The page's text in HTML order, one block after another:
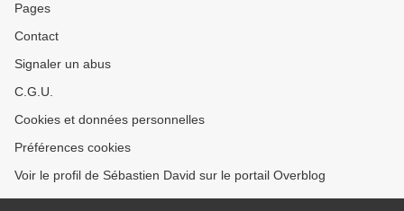
Pages
Contact
Signaler un abus
C.G.U.
Cookies et données personnelles
Préférences cookies
Voir le profil de Sébastien David sur le portail Overblog